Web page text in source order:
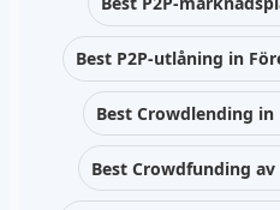
Best P2P-utlåning in
Best Crowdlending
Best Crowdfunding